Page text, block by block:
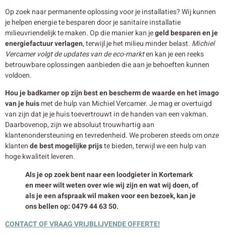
Op zoek naar permanente oplossing voor je installaties? Wij kunnen
je helpen energie te besparen door je sanitaire installatie
milieuvriendelijk te maken. Op die manier kan jegeld besparen en je
energiefactuur verlagen, terwijl je het milieu minder belast. Michiel
Vercamer volgt de updates van de eco-markten kan je een reeks
betrouwbare oplossingen aanbieden die aan je behoeften kunnen
voldoen.
Hou je badkamer op zijn best en bescherm de waarde en het imago
van je huismet de hulp van Michiel Vercamer. Je mag er overtuigd
van zijn dat je je huis toevertrouwt in de handen van een vakman.
Daarbovenop, zijn we absoluut trouwhartig aan
klantenondersteuning en tevredenheid. We proberen steeds om onze
klantende best mogelijke prijste bieden, terwijl we een hulp van
hoge kwaliteit leveren.
Als je op zoek bent naar een loodgieter in Kortemark
en meer wilt weten over wie wij zijn en wat wij doen, of
als je een afspraak wil maken voor een bezoek, kan je
ons bellen op: 0479 44 63 50.
CONTACT OF VRAAG VRIJBLIJVENDE OFFERTE!